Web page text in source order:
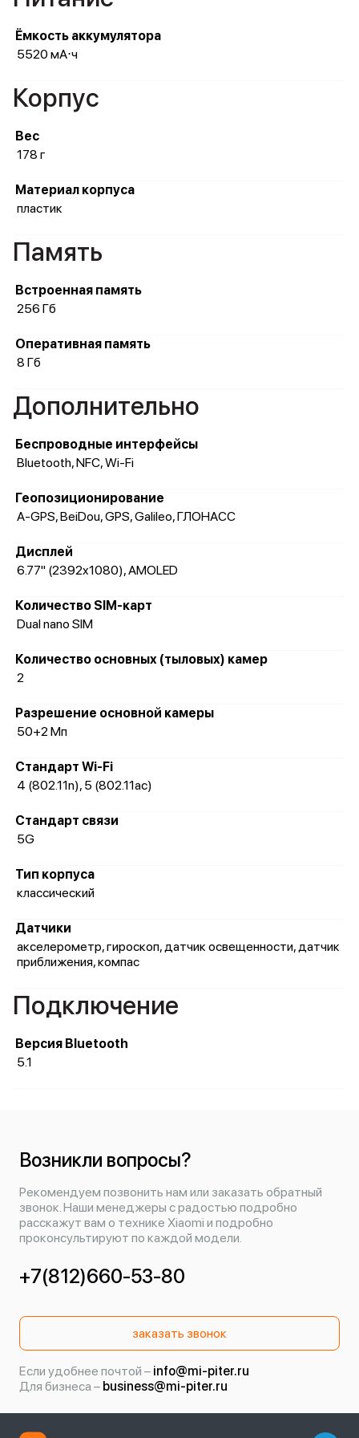
Ёмкость аккумулятора
5520 мА⋅ч
Корпус
Вес
178 г
Материал корпуса
пластик
Память
Встроенная память
256 Гб
Оперативная память
8 Гб
Дополнительно
Беспроводные интерфейсы
Bluetooth, NFC, Wi-Fi
Геопозиционирование
A-GPS, BeiDou, GPS, Galileo, ГЛОНАСС
Дисплей
6.77" (2392x1080), AMOLED
Количество SIM-карт
Dual nano SIM
Количество основных (тыловых) камер
2
Разрешение основной камеры
50+2 Мп
Стандарт Wi-Fi
4 (802.11n), 5 (802.11ac)
Стандарт связи
5G
Тип корпуса
классический
Датчики
акселерометр, гироскоп, датчик освещенности, датчик
приближения, компас
Подключение
Версия Bluetooth
5.1
Возникли вопросы?
Рекомендуем позвонить нам или заказать обратный
звонок. Наши менеджеры с радостью подробно
расскажут вам о технике Xiaomi и подробно
проконсультируют по каждой модели.
+7(812)660-53-80
заказать звонок
Если удобнее почтой – info@mi-piter.ru
Для бизнеса – business@mi-piter.ru